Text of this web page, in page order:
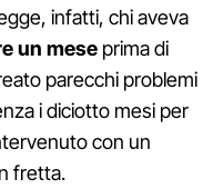
infatti, chi aveva
un mese prima di
parecchi problemi
i diciotto mesi per
con un
fretta.